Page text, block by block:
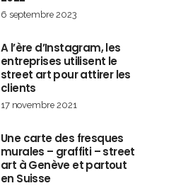
6 septembre 2023
A l’ère d’Instagram, les
entreprises utilisent le
street art pour attirer les
clients
17 novembre 2021
Une carte des fresques
murales – graffiti – street
art à Genève et partout
en Suisse